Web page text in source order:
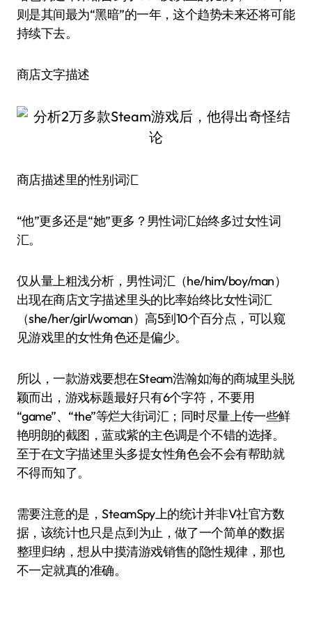
则是其间最为“黑暗”的一年，这个趋势未来还将可能
持续下去。
商店文字描述
商店描述里的性别词汇
“他”更多还是“她”更多？男性词汇始终多过女性词
汇。
仅从量上粗浅分析，男性词汇（he/him/boy/man）
出现在商店文字描述里头的比率始终比女性词汇
（she/her/girl/woman）高5到10个百分点，可以窥
见游戏里的女性角色还是偏少。
所以，一款游戏要想在Steam浩瀚如海的商城里头脱
颖而出，游戏标题最好只有6个字符，不要用
“game”、“the”等烂大街词汇；同时尽量上传一些鲜
艳明朗的截图，蓝或紫的主色调是个不错的选择。
至于在文字描述里头多提女性角色会不会有帮助就
不得而知了。
需要注意的是，SteamSpy上的统计并非V社官方数
据，该统计也只是点到为止，做了一个简单的数据
整理归纳，想从中摸清游戏销售的隐性规律，那也
不一定就真的准确。